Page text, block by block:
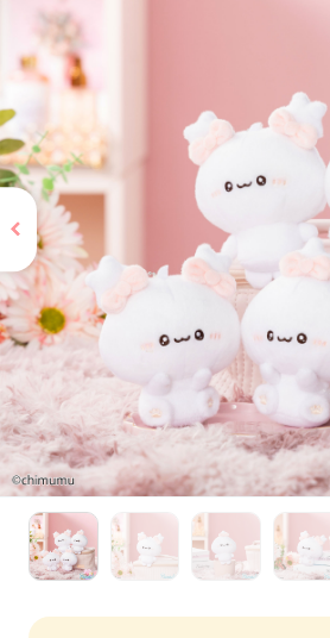
PRIZE 公式 X
PRIZE 公式 Instagram
CAPSULE TOY 公式
CAPSULE TOY 公式
プライバシーポリシー